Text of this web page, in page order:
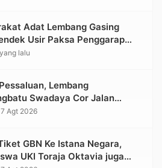
Adat Lembang Gasing
Usir Paksa Penggarap
Kawasan Hutan
lalu
Lembang
Swadaya Cor Jalan
Agt 2026
GBN Ke Istana Negara,
UKI Toraja Oktavia juga